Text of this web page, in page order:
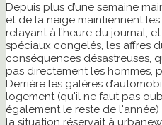
Depuis plus d’une semaine
et de la neige maintiennent
relayant à l’heure du journal,
spéciaux congelés, les affres
conséquences désastreuses,
pas directement les hommes,
Derrière les galères
logement (qu'il ne faut pas
également le reste de
la situation réservait à